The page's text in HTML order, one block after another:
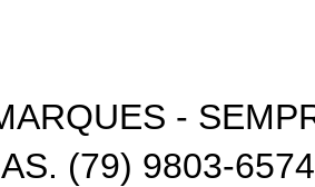
-
(79) 9803-